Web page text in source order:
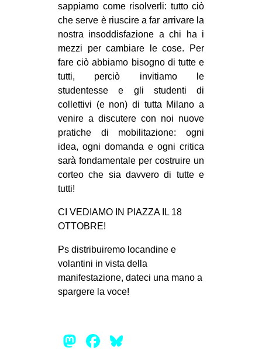
ARTE
CINEMA
MANIFESTI
MUSICA
RECENSIONI
INTERNAZIONALE
AFRICA
ESTREMO ORIENTE
MEDIO ORIENTE
in
sappiamo come risolverli: tutto ciò
che serve è riuscire a far arrivare la
nostra insoddisfazione a chi ha i
mezzi per cambiare le cose. Per
fare ciò abbiamo bisogno di tutte e
tutti, perciò invitiamo le
studentesse e gli studenti di
collettivi (e non) di tutta Milano a
venire a discutere con noi nuove
pratiche di mobilitazione: ogni
idea, ogni domanda e ogni critica
sarà fondamentale per costruire un
corteo che sia davvero di tutte e
tutti!
CI VEDIAMO IN PIAZZA IL 18
OTTOBRE!
Ps distribuiremo locandine e
volantini in vista della
manifestazione, dateci una mano a
spargere la voce!
Mastodon
Facebook